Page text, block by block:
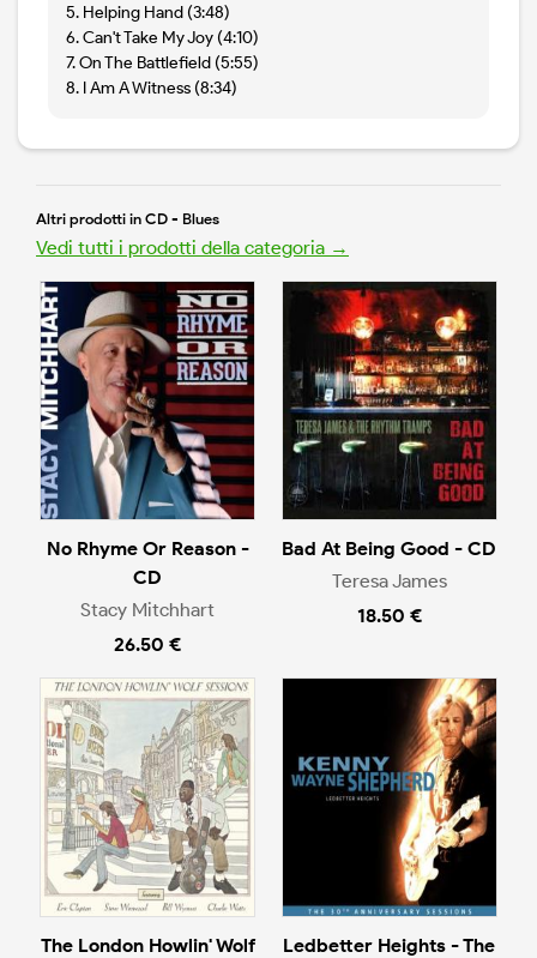
5. Helping Hand (3:48)
6. Can't Take My Joy (4:10)
7. On The Battlefield (5:55)
8. I Am A Witness (8:34)
Altri prodotti in CD - Blues
Vedi tutti i prodotti della categoria →
No Rhyme Or Reason -
CD
Stacy Mitchhart
26.50 €
Bad At Being Good - CD
Teresa James
18.50 €
The London Howlin' Wolf
Ledbetter Heights - The